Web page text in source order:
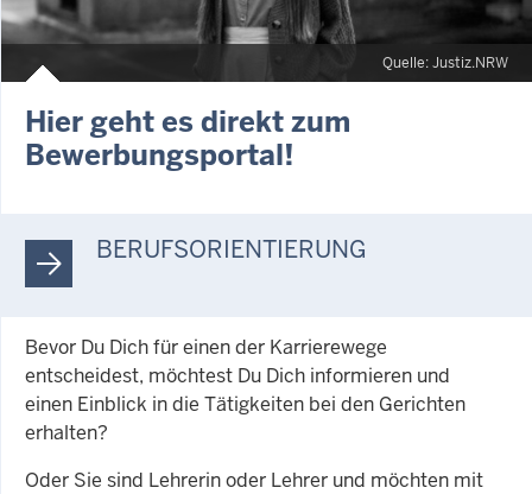
Quelle: Justiz.NRW
Hier geht es direkt zum
Bewerbungsportal!
BERUFSORIENTIERUNG
Bevor Du Dich für einen der Karrierewege
entscheidest, möchtest Du Dich informieren und
einen Einblick in die Tätigkeiten bei den Gerichten
erhalten?
Oder Sie sind Lehrerin oder Lehrer und möchten mit